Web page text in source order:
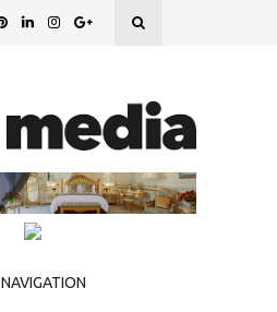
NAVIGATION